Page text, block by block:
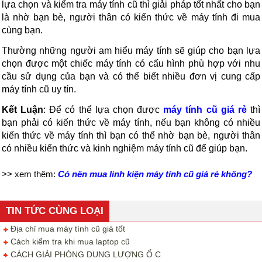
lựa chọn và kiểm tra máy tính cũ thì giải pháp tốt nhất cho bạn
là nhờ bạn bè, người thân có kiến thức về máy tính đi mua
cùng bạn.
Thường những người am hiểu máy tính sẽ giúp cho bạn lựa
chọn được một chiếc máy tính có cấu hình phù hợp với nhu
cầu sử dụng của bạn và có thể biết nhiều đơn vị cung cấp
máy tính cũ uy tín.
Kết Luận: Để có thể lựa chọn được máy tính cũ giá rẻ thì
bạn phải có kiến thức về máy tính, nếu bạn không có nhiều
kiến thức về máy tính thì bạn có thể nhờ bạn bè, người thân
có nhiều kiến thức và kinh nghiệm máy tính cũ để giúp bạn.
>> xem thêm: Có nên mua linh kiện máy tính cũ giá rẻ không?
TIN TỨC CÙNG LOẠI
Địa chỉ mua máy tính cũ giá tốt
Cách kiểm tra khi mua laptop cũ
CÁCH GIẢI PHÓNG DUNG LƯỢNG Ổ C